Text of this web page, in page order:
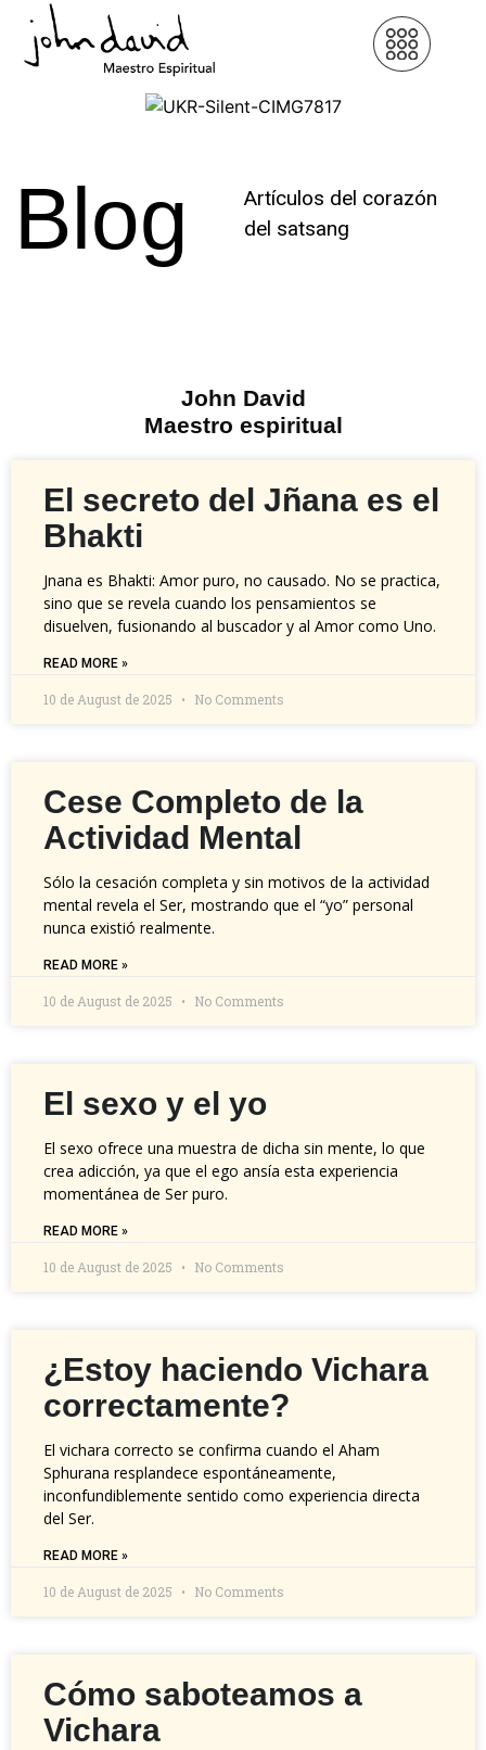
Blog
Artículos del corazón
del satsang
John David
Maestro espiritual
El secreto del Jñana es el
Bhakti
Jnana es Bhakti: Amor puro, no causado. No se practica,
sino que se revela cuando los pensamientos se
disuelven, fusionando al buscador y al Amor como Uno.
READ MORE »
10 de August de 2025 No Comments
Cese Completo de la
Actividad Mental
Sólo la cesación completa y sin motivos de la actividad
mental revela el Ser, mostrando que el “yo” personal
nunca existió realmente.
READ MORE »
10 de August de 2025 No Comments
El sexo y el yo
El sexo ofrece una muestra de dicha sin mente, lo que
crea adicción, ya que el ego ansía esta experiencia
momentánea de Ser puro.
READ MORE »
10 de August de 2025 No Comments
¿Estoy haciendo Vichara
correctamente?
El vichara correcto se confirma cuando el Aham
Sphurana resplandece espontáneamente,
inconfundiblemente sentido como experiencia directa
del Ser.
READ MORE »
10 de August de 2025 No Comments
Cómo saboteamos a
Vichara